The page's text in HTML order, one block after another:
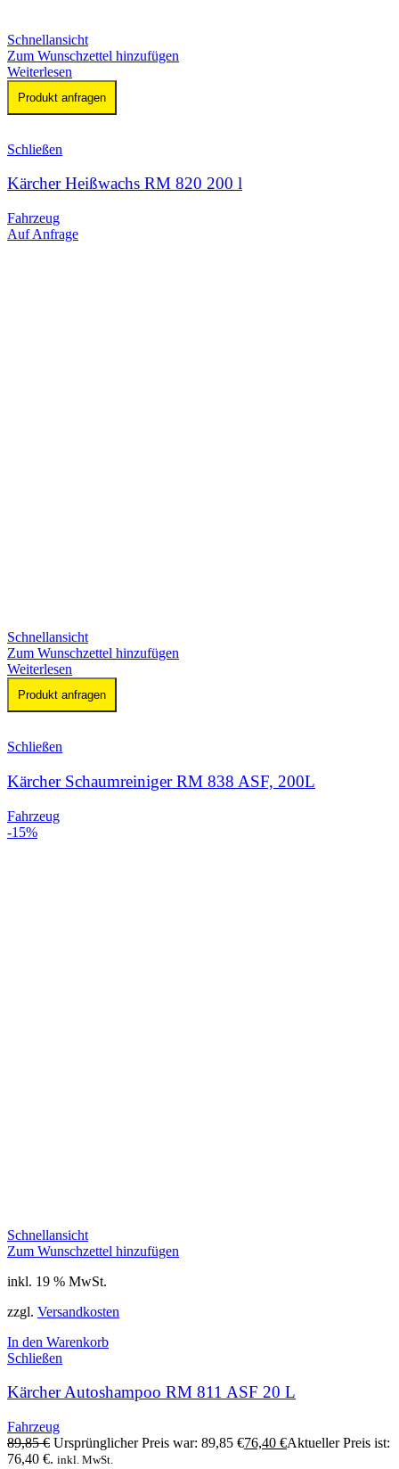
Schnellansicht
Zum Wunschzettel hinzufügen
Weiterlesen
Produkt anfragen
Schließen
Kärcher Heißwachs RM 820 200 l
Fahrzeug
Auf Anfrage
Schnellansicht
Zum Wunschzettel hinzufügen
Weiterlesen
Produkt anfragen
Schließen
Kärcher Schaumreiniger RM 838 ASF, 200L
Fahrzeug
-15%
Schnellansicht
Zum Wunschzettel hinzufügen
inkl. 19 % MwSt.
zzgl. Versandkosten
In den Warenkorb
Schließen
Kärcher Autoshampoo RM 811 ASF 20 L
Fahrzeug
89,85€ Ursprünglicher Preis war: 89,85 €76,40 €Aktueller Preis ist:
76,40 €. inkl. MwSt.